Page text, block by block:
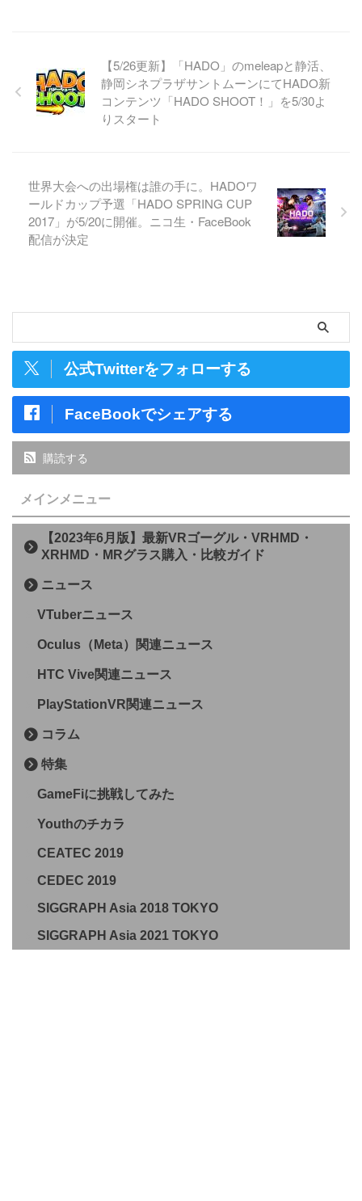
【5/26更新】「HADO」のmeleapと静活、
静岡シネプラザサントムーンにてHADO新
コンテンツ「HADO SHOOT！」を5/30よ
りスタート
世界大会への出場権は誰の手に。HADOワ
ールドカップ予選「HADO SPRING CUP
2017」が5/20に開催。ニコ生・FaceBook
配信が決定
公式Twitterをフォローする
FaceBookでシェアする
購読する
メインメニュー
【2023年6月版】最新VRゴーグル・VRHMD・
XRHMD・MRグラス購入・比較ガイド
ニュース
VTuberニュース
Oculus（Meta）関連ニュース
HTC Vive関連ニュース
PlayStationVR関連ニュース
コラム
特集
GameFiに挑戦してみた
Youthのチカラ
CEATEC 2019
CEDEC 2019
SIGGRAPH Asia 2018 TOKYO
SIGGRAPH Asia 2021 TOKYO